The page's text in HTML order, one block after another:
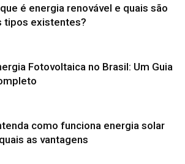
é energia renovável e quais são
tipos existentes?
Fotovoltaica no Brasil: Um Guia
como funciona energia solar
as vantagens